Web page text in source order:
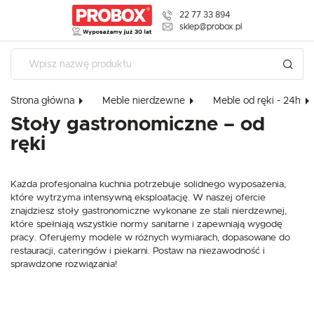
22 77 33 894
sklep@probox.pl
Strona główna Meble nierdzewne Meble od ręki - 24h
Stoły gastronomiczne – od
ręki
Każda profesjonalna kuchnia potrzebuje solidnego wyposażenia,
które wytrzyma intensywną eksploatację. W naszej ofercie
znajdziesz stoły gastronomiczne wykonane ze stali nierdzewnej,
które spełniają wszystkie normy sanitarne i zapewniają wygodę
pracy. Oferujemy modele w różnych wymiarach, dopasowane do
restauracji, cateringów i piekarni. Postaw na niezawodność i
sprawdzone rozwiązania!
USTAWIENIA
Szanujemy Twoją prywatność. Możesz zmienić ustawienia cookies
je wszystkie. W dowolnym momencie możesz dokonać zmiany
Niezbędne
Niezbędne pliki cookies służą do prawidłowego funkcjonowania strony
komfortowe korzystanie z oferowanych przez nas usług.
USTAWIENIA REGIONALNE
Lokalizacja
Polska
polski
Waluta
ZAPISZ